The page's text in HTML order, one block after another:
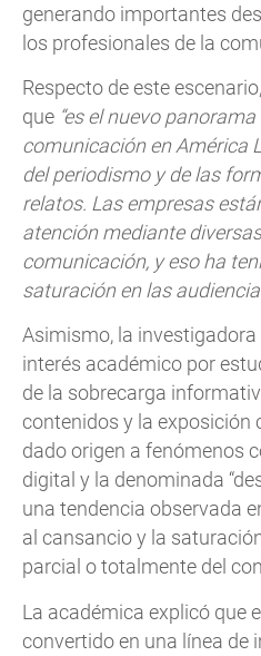
generando importantes
los profesionales de la
Respecto de este
que “es el nuevo
comunicación en América
del periodismo y de las
relatos. Las empresas
atención mediante
comunicación, y eso ha
saturación en las
Asimismo, la
interés académico por
de la sobrecarga
contenidos y la exposición
dado origen a fenómenos
digital y la denominada
una tendencia observada
al cansancio y la
parcial o totalmente del
La académica explicó que
convertido en una línea de